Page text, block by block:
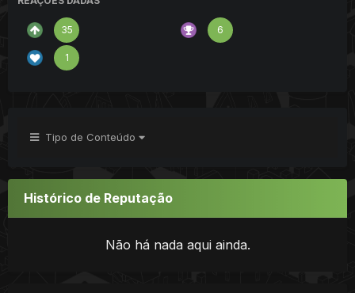
35 6
1
Tipo de Conteúdo
Histórico de Reputação
Não há nada aqui ainda.